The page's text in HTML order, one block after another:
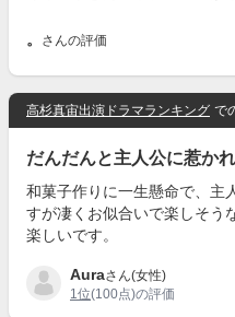
。 さんの評価
高杉真宙出演ドラマランキング で
だんだんと主人公に惹か
和菓子作りに一生懸命で、主
すが凄くお似合いで楽しそう
楽しいです。
Auraさん(女性)
1位(100点)の評価